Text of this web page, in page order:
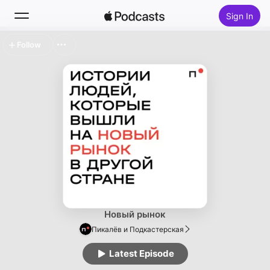
Sign In
Top Charts
Новый рынок
Пикалёв и Подкастерская
Latest Episode